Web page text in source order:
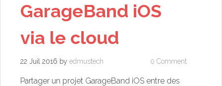
GarageBand iOS
via le cloud
22 Juil 2016 by edmustech 0 Comment
Partager un projet GarageBand iOS entre des